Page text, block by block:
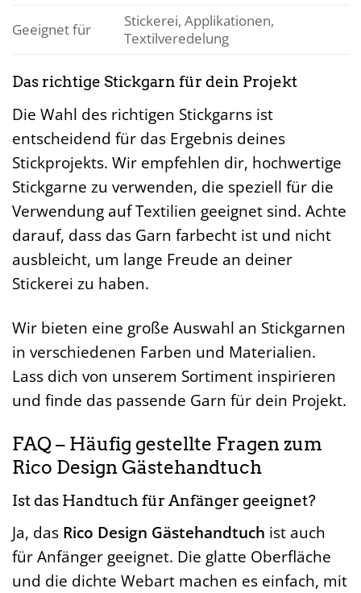
Geeignet für
Stickerei, Applikationen,
Textilveredelung
Das richtige Stickgarn für dein Projekt
Die Wahl des richtigen Stickgarns ist
entscheidend für das Ergebnis deines
Stickprojekts. Wir empfehlen dir, hochwertige
Stickgarne zu verwenden, die speziell für die
Verwendung auf Textilien geeignet sind. Achte
darauf, dass das Garn farbecht ist und nicht
ausbleicht, um lange Freude an deiner
Stickerei zu haben.
Wir bieten eine große Auswahl an Stickgarnen
in verschiedenen Farben und Materialien.
Lass dich von unserem Sortiment inspirieren
und finde das passende Garn für dein Projekt.
FAQ – Häufig gestellte Fragen zum
Rico Design Gästehandtuch
Ist das Handtuch für Anfänger geeignet?
Ja, das Rico Design Gästehandtuch ist auch
für Anfänger geeignet. Die glatte Oberfläche
und die dichte Webart machen es einfach, mit